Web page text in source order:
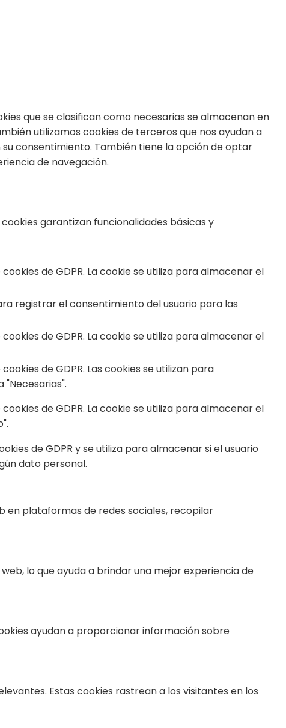
que se clasifican como necesarias se almacenan en
utilizamos cookies de terceros que nos ayudan a
consentimiento. También tiene la opción de optar
de navegación.
garantizan funcionalidades básicas y
de GDPR. La cookie se utiliza para almacenar el
registrar el consentimiento del usuario para las
de GDPR. La cookie se utiliza para almacenar el
de GDPR. Las cookies se utilizan para
de GDPR. La cookie se utiliza para almacenar el
de GDPR y se utiliza para almacenar si el usuario
dato personal.
en plataformas de redes sociales, recopilar
lo que ayuda a brindar una mejor experiencia de
ayudan a proporcionar información sobre
Estas cookies rastrean a los visitantes en los